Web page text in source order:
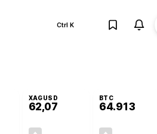
Ctrl K
XAGUSD
62,07
BTC
64.913